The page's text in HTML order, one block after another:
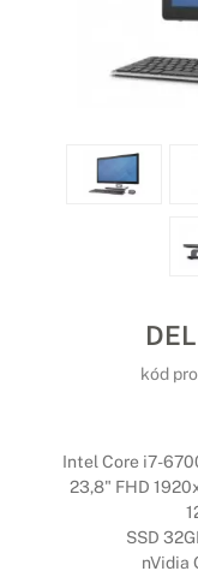
kód
Intel Core i7-
23,8" FHD
SSD
nVidia